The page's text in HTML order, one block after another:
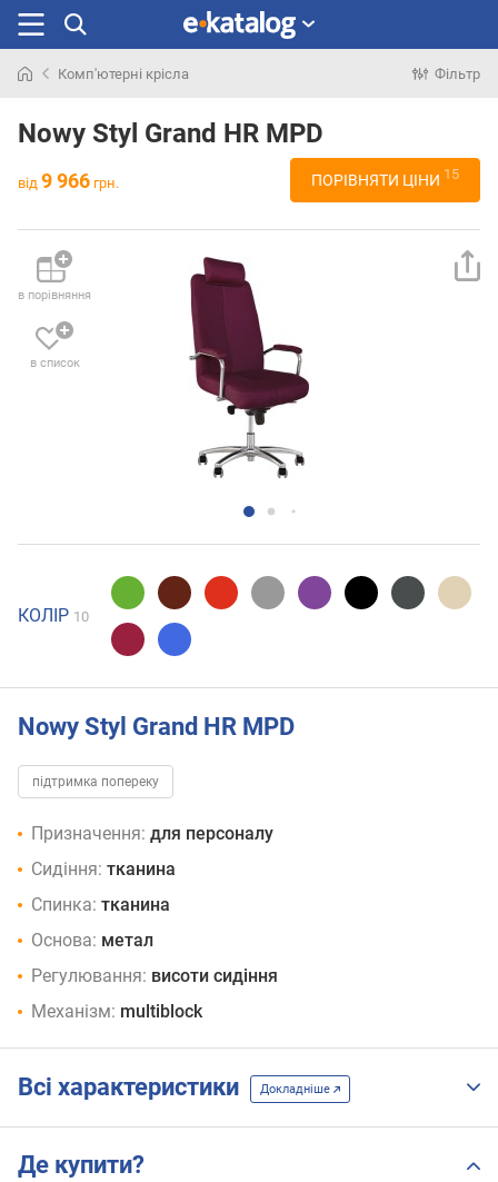
раніше
Комп'ютерні крісла Фільтр
Nowy Styl Grand HR MPD
від 9 966 грн. ПОРІВНЯТИ ЦІНИ 15
в порівняння
в список
КОЛІР 10
Nowy Styl Grand HR MPD
підтримка попереку
Призначення: для персоналу
Сидіння: тканина
Спинка: тканина
Основа: метал
Регулювання: висоти сидіння
Механізм: multiblock
Всі характеристики Докладніше
Де купити?